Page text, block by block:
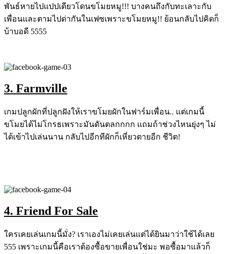
พันธ์หายไปแปปเดียวโดนขโมยหมู!!! บางคนถึงกับทะเลาะกับ
เพื่อนและตามไปด่ากันในเฟซเพราะขโมยหมู!! ย้อนกลับไปคิดก็
บ้าบอดี 5555
3. Farmville
เกมปลูกผักที่ปลูกฝังให้เราขโมยผักในฟาร์มเพื่อน.. แต่เกมนี้
ขโมยได้ไม่โกรธเพราะมันดันตลกกกก แถมถ้าช่วงไหนยุ่งๆ ไม่
ได้เข้าไปเล่นนาน กลับไปอีกทีผักก็เหี่ยวตายอีก ชีวิต!
4. Friend For Sale
ใครเคยเล่นเกมนี้มั่ง? เราเองไม่เคยเล่นแต่ได้ยินมาว่าใช้ได้เลย
555 เพราะเกมนี้คือเราต้องซื้อขายเพื่อนใช่มะ พอซื้อมาแล้วก็